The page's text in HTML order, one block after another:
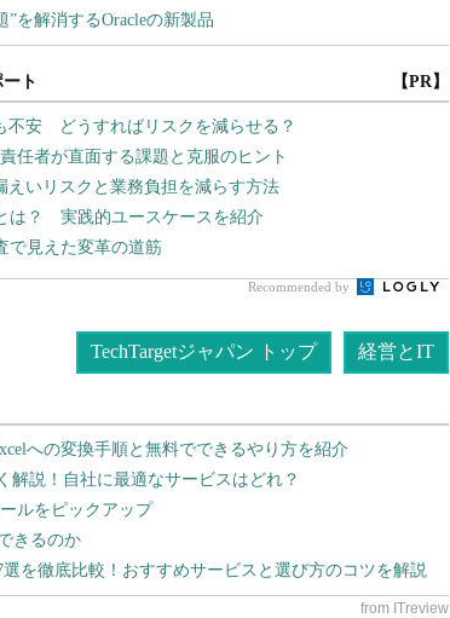
ト 【PR】
不安 どうすればリスクを減らせる？
任者が直面する課題と克服のヒント
いリスクと業務負担を減らす方法
は？ 実践的ユースケースを紹介
見えた変革の道筋
Recommended by
TechTargetジャパン トップ 経営とIT
への変換手順と無料でできるやり方を紹介
解説！自社に最適なサービスはどれ？
ルをピックアップ
きるのか
選を徹底比較！おすすめサービスと選び方のコツを解説